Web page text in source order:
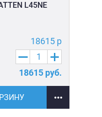
L45NE
18615 р
18615 руб.